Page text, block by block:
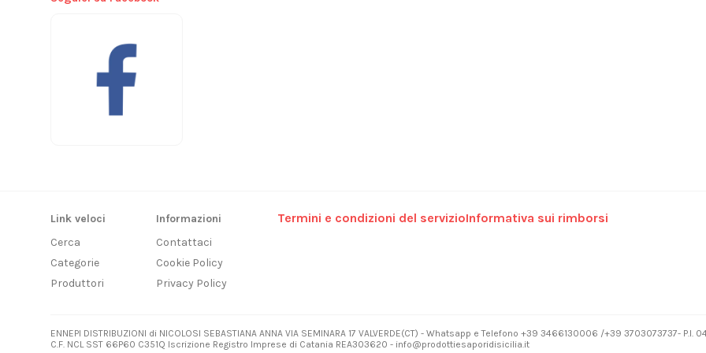
Link veloci
Cerca
Categorie
Produttori
Informazioni
Contattaci
Cookie Policy
Privacy Policy
Termini e condizioni del servizioInformativa sui rimborsi
ENNEPI DISTRIBUZIONI di NICOLOSI SEBASTIANA ANNA VIA SEMINARA 17 VALVERDE(CT) - Whatsapp e Telefono +39 3466130006 /+39 3703073737- P.I.
C.F. NCL SST 66P60 C351Q Iscrizione Registro Imprese di Catania REA303620 - info@prodottiesaporidisicilia.it